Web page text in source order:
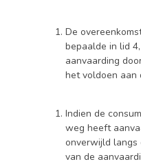
De
bepaalde in lid
aanvaarding
het voldoen aan
Indien de
weg heeft
onverwijld
van de